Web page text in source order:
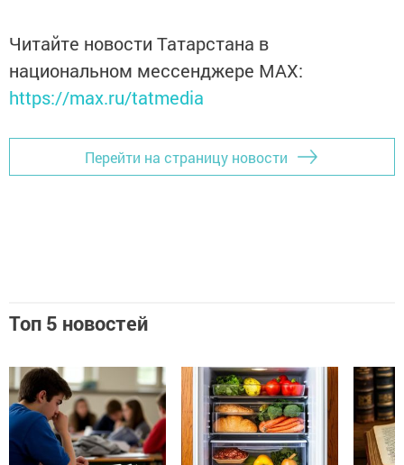
Читайте новости Татарстана в
национальном мессенджере MАХ:
https://max.ru/tatmedia
Перейти на страницу новости
Топ 5 новостей